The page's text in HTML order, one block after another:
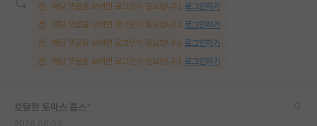
해당 댓글을 보려면 로그인이 필요합니다. 로그인하기
해당 댓글을 보려면 로그인이 필요합니다. 로그인하기
해당 댓글을 보려면 로그인이 필요합니다. 로그인하기
해당 댓글을 보려면 로그인이 필요합니다. 로그인하기
호탕한 토마스 홉스